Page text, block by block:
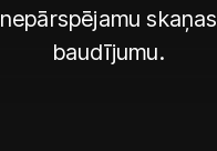
nepārspējamu skaņas
baudījumu.